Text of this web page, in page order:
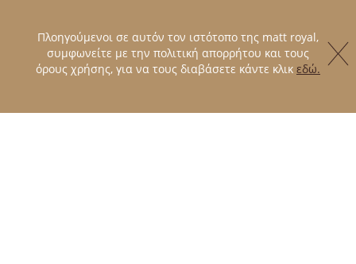
Πλοηγούμενοι σε αυτόν τον ιστότοπο της matt royal,
συμφωνείτε με την πολιτική απορρήτου και τους
όρους χρήσης, για να τους διαβάσετε κάντε κλικ εδώ.